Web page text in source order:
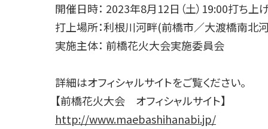
開催日時： 2023年8月12日（土）19:00打ち上
打上場所：利根川河畔(前橋市／大渡橋南北
実施主体： 前橋花火大会実施委員会
詳細はオフィシャルサイトをご覧ください。
【前橋花火大会 オフィシャルサイト】
http://www.maebashihanabi.jp/